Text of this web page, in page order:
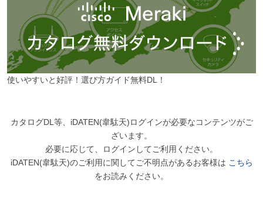
使いやすいと好評！選び方ガイド無料DL！
カタログDL等、iDATEN(韋駄天)ログインが必要なコンテンツがご
ざいます。
必要に応じて、ログインしてご利用ください。
iDATEN(韋駄天)のご利用に関してご不明点があるお客様は こちら
をお読みください。